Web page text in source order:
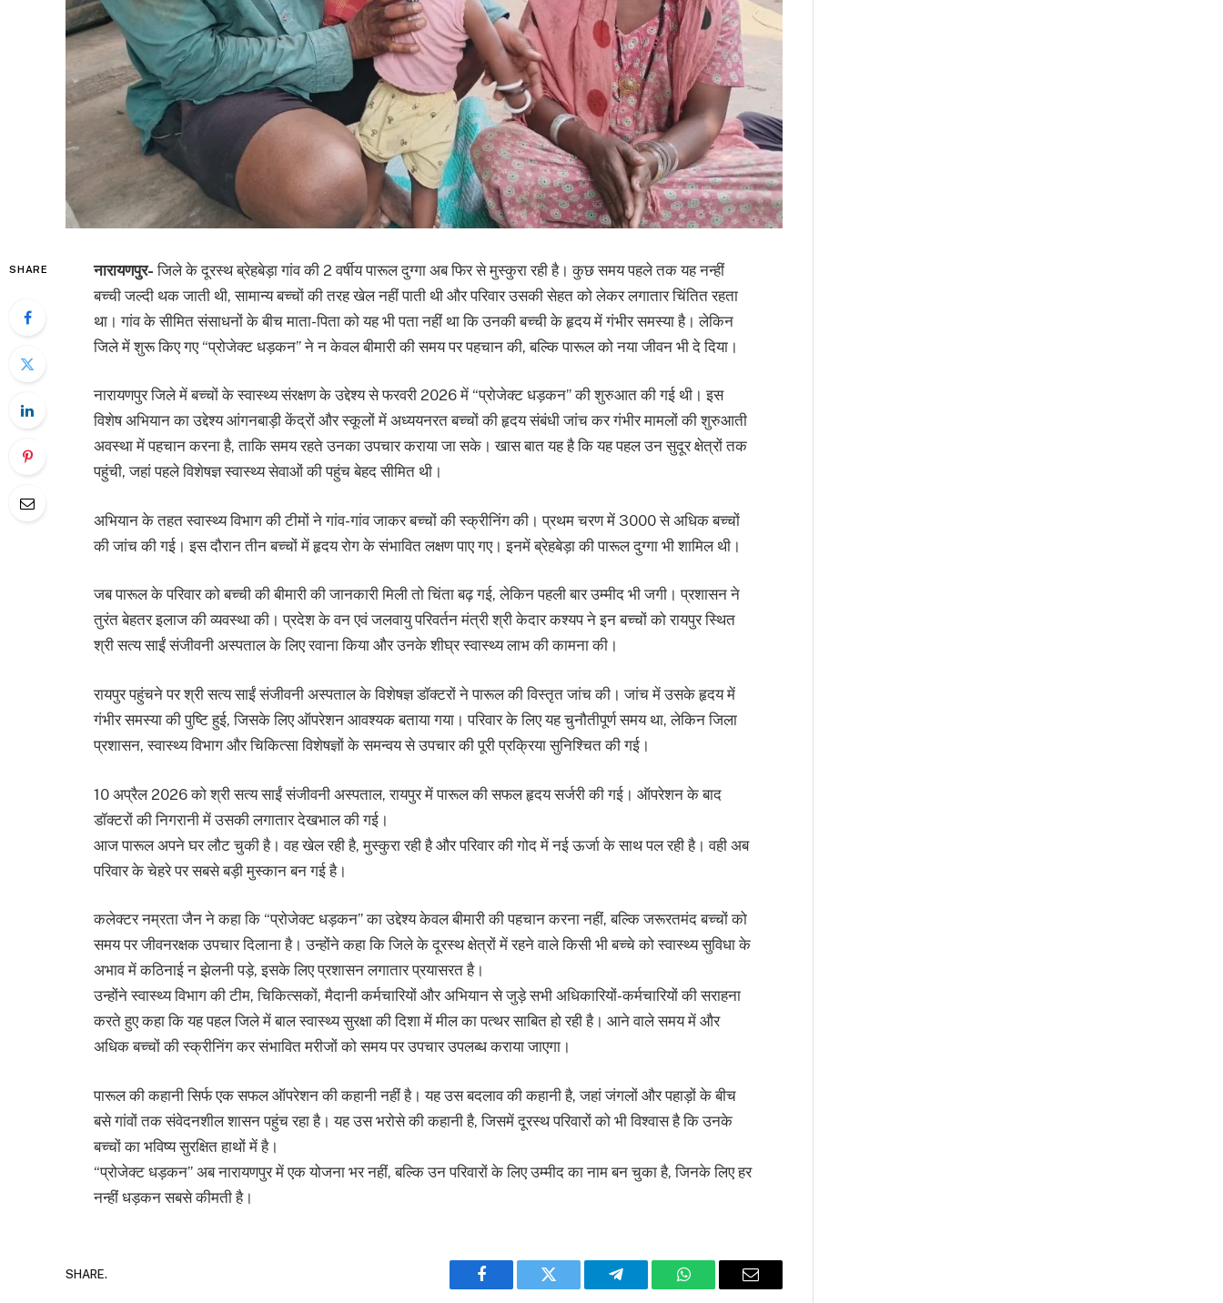
SHARE नारायणपुर-जिले के दूरस्थ ब्रेहबेड़ा गांव की 2 वर्षीय पारूल दुग्गा अब फिर से मुस्कुरा रही है। कुछ समय पहले तक यह नन्हीं
बच्ची जल्दी थक जाती थी, सामान्य बच्चों की तरह खेल नहीं पाती थी और परिवार उसकी सेहत को लेकर लगातार चिंतित रहता
था। गांव के सीमित संसाधनों के बीच माता-पिता को यह भी पता नहीं था कि उनकी बच्ची के हृदय में गंभीर समस्या है। लेकिन
जिले में शुरू किए गए “प्रोजेक्ट धड़कन” ने न केवल बीमारी की समय पर पहचान की, बल्कि पारूल को नया जीवन भी दे दिया।
नारायणपुर जिले में बच्चों के स्वास्थ्य संरक्षण के उद्देश्य से फरवरी 2026 में “प्रोजेक्ट धड़कन” की शुरुआत की गई थी। इस
विशेष अभियान का उद्देश्य आंगनबाड़ी केंद्रों और स्कूलों में अध्ययनरत बच्चों की हृदय संबंधी जांच कर गंभीर मामलों की शुरुआती
अवस्था में पहचान करना है, ताकि समय रहते उनका उपचार कराया जा सके। खास बात यह है कि यह पहल उन सुदूर क्षेत्रों तक
पहुंची, जहां पहले विशेषज्ञ स्वास्थ्य सेवाओं की पहुंच बेहद सीमित थी।
अभियान के तहत स्वास्थ्य विभाग की टीमों ने गांव-गांव जाकर बच्चों की स्क्रीनिंग की। प्रथम चरण में 3000 से अधिक बच्चों
की जांच की गई। इस दौरान तीन बच्चों में हृदय रोग के संभावित लक्षण पाए गए। इनमें ब्रेहबेड़ा की पारूल दुग्गा भी शामिल थी।
जब पारूल के परिवार को बच्ची की बीमारी की जानकारी मिली तो चिंता बढ़ गई, लेकिन पहली बार उम्मीद भी जगी। प्रशासन ने
तुरंत बेहतर इलाज की व्यवस्था की। प्रदेश के वन एवं जलवायु परिवर्तन मंत्री श्री केदार कश्यप ने इन बच्चों को रायपुर स्थित
श्री सत्य साईं संजीवनी अस्पताल के लिए रवाना किया और उनके शीघ्र स्वास्थ्य लाभ की कामना की।
रायपुर पहुंचने पर श्री सत्य साईं संजीवनी अस्पताल के विशेषज्ञ डॉक्टरों ने पारूल की विस्तृत जांच की। जांच में उसके हृदय में
गंभीर समस्या की पुष्टि हुई, जिसके लिए ऑपरेशन आवश्यक बताया गया। परिवार के लिए यह चुनौतीपूर्ण समय था, लेकिन जिला
प्रशासन, स्वास्थ्य विभाग और चिकित्सा विशेषज्ञों के समन्वय से उपचार की पूरी प्रक्रिया सुनिश्चित की गई।
10 अप्रैल 2026 को श्री सत्य साईं संजीवनी अस्पताल, रायपुर में पारूल की सफल हृदय सर्जरी की गई। ऑपरेशन के बाद
डॉक्टरों की निगरानी में उसकी लगातार देखभाल की गई।
आज पारूल अपने घर लौट चुकी है। वह खेल रही है, मुस्कुरा रही है और परिवार की गोद में नई ऊर्जा के साथ पल रही है। वही अब
परिवार के चेहरे पर सबसे बड़ी मुस्कान बन गई है।
कलेक्टर नम्रता जैन ने कहा कि “प्रोजेक्ट धड़कन” का उद्देश्य केवल बीमारी की पहचान करना नहीं, बल्कि जरूरतमंद बच्चों को
समय पर जीवनरक्षक उपचार दिलाना है। उन्होंने कहा कि जिले के दूरस्थ क्षेत्रों में रहने वाले किसी भी बच्चे को स्वास्थ्य सुविधा के
अभाव में कठिनाई न झेलनी पड़े, इसके लिए प्रशासन लगातार प्रयासरत है।
उन्होंने स्वास्थ्य विभाग की टीम, चिकित्सकों, मैदानी कर्मचारियों और अभियान से जुड़े सभी अधिकारियों-कर्मचारियों की सराहना
करते हुए कहा कि यह पहल जिले में बाल स्वास्थ्य सुरक्षा की दिशा में मील का पत्थर साबित हो रही है। आने वाले समय में और
अधिक बच्चों की स्क्रीनिंग कर संभावित मरीजों को समय पर उपचार उपलब्ध कराया जाएगा।
पारूल की कहानी सिर्फ एक सफल ऑपरेशन की कहानी नहीं है। यह उस बदलाव की कहानी है, जहां जंगलों और पहाड़ों के बीच
बसे गांवों तक संवेदनशील शासन पहुंच रहा है। यह उस भरोसे की कहानी है, जिसमें दूरस्थ परिवारों को भी विश्वास है कि उनके
बच्चों का भविष्य सुरक्षित हाथों में है।
“प्रोजेक्ट धड़कन” अब नारायणपुर में एक योजना भर नहीं, बल्कि उन परिवारों के लिए उम्मीद का नाम बन चुका है, जिनके लिए हर
नन्हीं धड़कन सबसे कीमती है।
SHARE.
Facebook Twitter Telegram WhatsAppEmail